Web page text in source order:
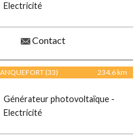
Electricité
Contact
(33) 234.6 km
Générateur photovoltaïque -
Electricité